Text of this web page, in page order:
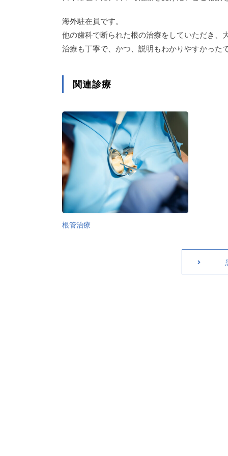
海外駐在員です。
他の歯科で断られた根の治療をしていただき、
治療も丁寧で、かつ、説明もわかりやすかったで
関連診療
根管治療